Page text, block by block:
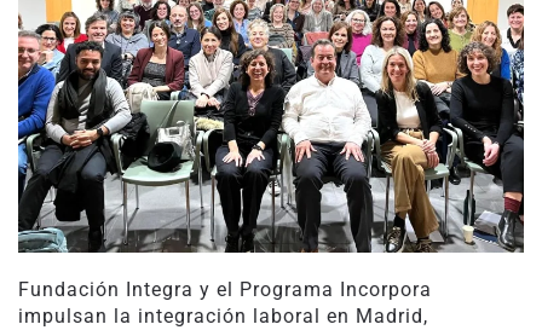
Fundación Integra y el Programa Incorpora
impulsan la integración laboral en Madrid,